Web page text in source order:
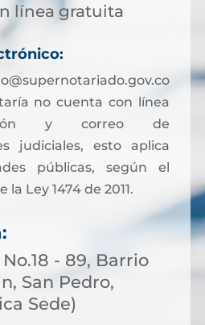
línea gratuita
no cuenta con línea
y correo de
judiciales, esto aplica
públicas, según el
la Ley 1474 de 2011.
- 89, Barrio
San Pedro,
Sede)